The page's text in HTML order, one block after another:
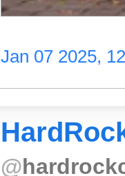
Jan 07 2025,
@